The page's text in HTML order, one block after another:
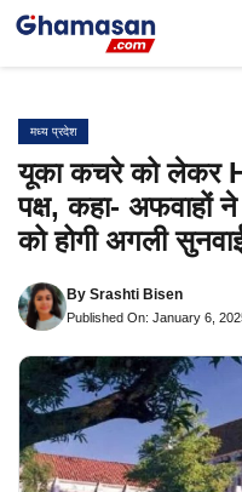
Skip
मध्य प्रदेश
यूका कचरे को लेकर
पक्ष, कहा- अफवाहों
को होगी अगली
By Srashti Bisen
Published On: January 6,